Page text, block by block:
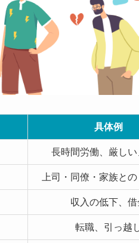
具体例
長時間労働、厳しい
上司・同僚・家族と
収入の低下、借
転職、引っ越